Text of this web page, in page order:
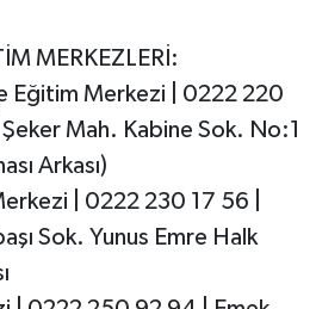
MERKEZLERİ:
Eğitim Merkezi | 0222 220
Mah. Kabine Sok. No:1
Arkası)
| 0222 230 17 56 |
Sok. Yunus Emre Halk